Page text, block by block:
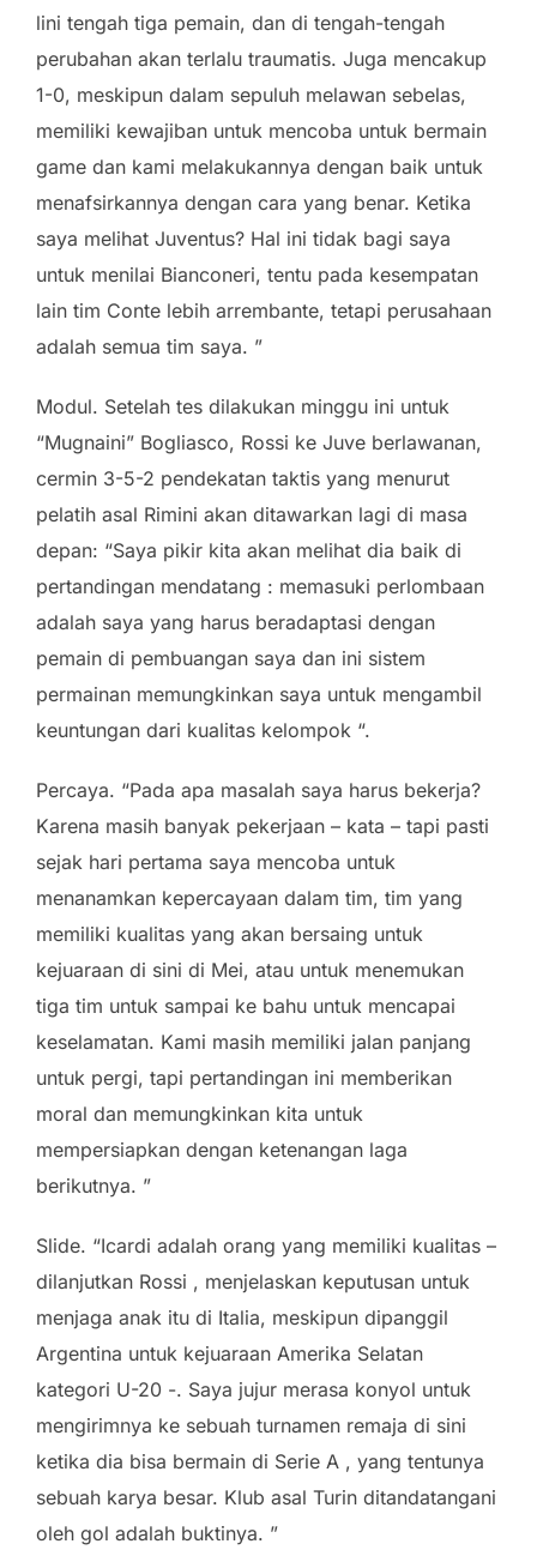
lini tengah tiga pemain, dan di tengah-tengah
perubahan akan terlalu traumatis. Juga mencakup
1-0, meskipun dalam sepuluh melawan sebelas,
memiliki kewajiban untuk mencoba untuk bermain
game dan kami melakukannya dengan baik untuk
menafsirkannya dengan cara yang benar. Ketika
saya melihat Juventus? Hal ini tidak bagi saya
untuk menilai Bianconeri, tentu pada kesempatan
lain tim Conte lebih arrembante, tetapi perusahaan
adalah semua tim saya. ”
Modul. Setelah tes dilakukan minggu ini untuk
“Mugnaini” Bogliasco, Rossi ke Juve berlawanan,
cermin 3-5-2 pendekatan taktis yang menurut
pelatih asal Rimini akan ditawarkan lagi di masa
depan: “Saya pikir kita akan melihat dia baik di
pertandingan mendatang : memasuki perlombaan
adalah saya yang harus beradaptasi dengan
pemain di pembuangan saya dan ini sistem
permainan memungkinkan saya untuk mengambil
keuntungan dari kualitas kelompok “.
Percaya. “Pada apa masalah saya harus bekerja?
Karena masih banyak pekerjaan – kata – tapi pasti
sejak hari pertama saya mencoba untuk
menanamkan kepercayaan dalam tim, tim yang
memiliki kualitas yang akan bersaing untuk
kejuaraan di sini di Mei, atau untuk menemukan
tiga tim untuk sampai ke bahu untuk mencapai
keselamatan. Kami masih memiliki jalan panjang
untuk pergi, tapi pertandingan ini memberikan
moral dan memungkinkan kita untuk
mempersiapkan dengan ketenangan laga
berikutnya. ”
Slide. “Icardi adalah orang yang memiliki kualitas –
dilanjutkan Rossi , menjelaskan keputusan untuk
menjaga anak itu di Italia, meskipun dipanggil
Argentina untuk kejuaraan Amerika Selatan
kategori U-20 -. Saya jujur merasa konyol untuk
mengirimnya ke sebuah turnamen remaja di sini
ketika dia bisa bermain di Serie A , yang tentunya
sebuah karya besar. Klub asal Turin ditandatangani
oleh gol adalah buktinya. ”